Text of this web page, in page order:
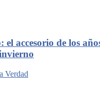
el accesorio de los
Verdad